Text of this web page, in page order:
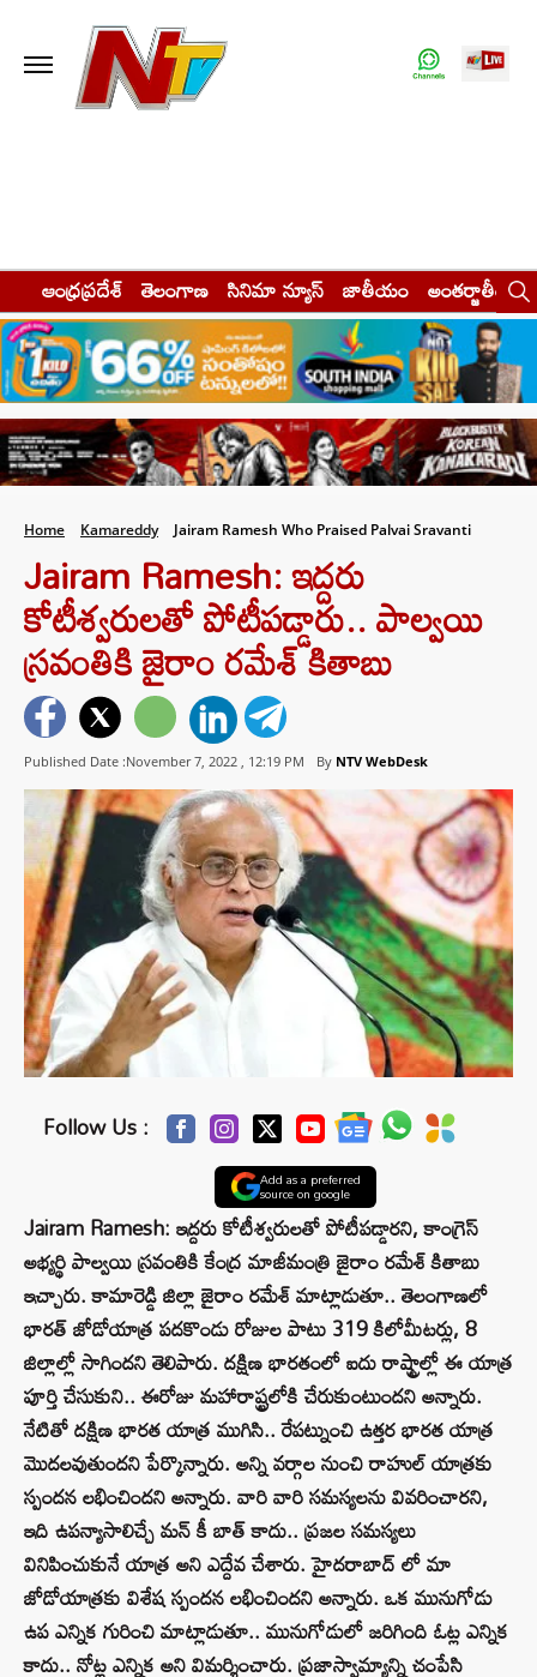
ఆంధ్రప్రదేశ్ తెలంగాణ సినిమా న్యూస్ జాతీయం అంతర్జాతీయం
Home Kamareddy Jairam Ramesh Who Praised Palvai Sravanti
Jairam Ramesh: ఇద్దరు
కోటీశ్వరులతో పోటీపడ్డారు.. పాల్వయి
స్రవంతికి జైరాం రమేశ్ కితాబు
Published Date :November 7, 2022 , 12:19 PM By NTV WebDesk
Follow Us :
Add as a preferred
source on google
Jairam Ramesh: ఇద్దరు కోటీశ్వరులతో పోటీపడ్డారని, కాంగ్రెస్‌
అభ్యర్థి పాల్వయి స్రవంతికి కేంద్ర మాజీమంత్రి జైరాం రమేశ్ కితాబు
ఇచ్చారు. కామారెడ్డి జిల్లా జైరాం రమేశ్ మాట్లాడుతూ.. తెలంగాణలో
భారత్ జోడోయాత్ర పదకొండు రోజుల పాటు 319 కిలోమీటర్లు, 8
జిల్లాల్లో సాగిందని తెలిపారు. దక్షిణ భారతంలో ఐదు రాష్ట్రాల్లో ఈ యాత్ర
పూర్తి చేసుకుని.. ఈరోజు మహారాష్ట్రలోకి చేరుకుంటుందని అన్నారు.
నేటితో దక్షిణ భారత యాత్ర ముగిసి.. రేపట్నుంచి ఉత్తర భారత యాత్ర
మొదలవుతుందని పేర్కొన్నారు. అన్ని వర్గాల నుంచి రాహుల్ యాత్రకు
స్పందన లభించిందని అన్నారు. వారి వారి సమస్యలను వివరించారని,
ఇది ఉపన్యాసాలిచ్చే మన్ కీ బాత్ కాదు.. ప్రజల సమస్యలు
వినిపించుకునే యాత్ర అని ఎద్దేవ చేశారు. హైదరాబాద్ లో మా
జోడోయాత్రకు విశేష స్పందన లభించిందని అన్నారు. ఒక మునుగోడు
ఉప ఎన్నిక గురించి మాట్లాడుతూ.. మునుగోడులో జరిగింది ఓట్ల ఎన్నిక
కాదు.. నోట్ల ఎన్నిక అని విమర్శించారు. ప్రజాస్వామ్యాన్ని చంపేసి